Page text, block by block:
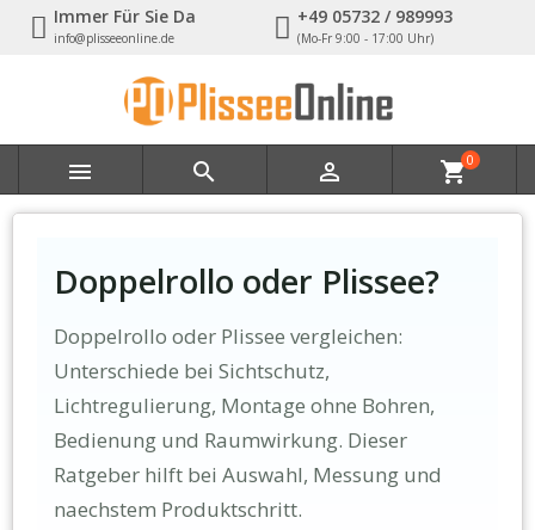
Immer Für Sie Da
info@plisseeonline.de
+49 05732 / 989993
(Mo-Fr 9:00 - 17:00 Uhr)
   shopping_cart0
Doppelrollo oder Plissee?
Doppelrollo oder Plissee vergleichen:
Unterschiede bei Sichtschutz,
Lichtregulierung, Montage ohne Bohren,
Bedienung und Raumwirkung. Dieser
Ratgeber hilft bei Auswahl, Messung und
naechstem Produktschritt.